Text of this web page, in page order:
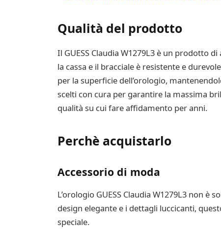
Qualità del prodotto
Il GUESS Claudia W1279L3 è un prodotto
la cassa e il bracciale è resistente e
per la superficie dell’orologio,
scelti con cura per garantire la massima
qualità su cui fare affidamento per anni.
Perchè acquistarlo
Accessorio di moda
L’orologio GUESS Claudia W1279L3 non
design elegante e i dettagli luccicanti,
speciale.